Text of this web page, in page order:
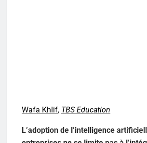
Wafa Khlif, TBS Education
L’adoption de l’intelligence